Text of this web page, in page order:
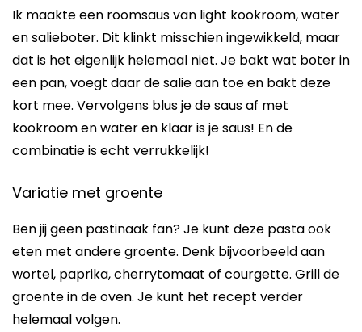
Ik maakte een roomsaus van light kookroom, water
en salieboter. Dit klinkt misschien ingewikkeld, maar
dat is het eigenlijk helemaal niet. Je bakt wat boter in
een pan, voegt daar de salie aan toe en bakt deze
kort mee. Vervolgens blus je de saus af met
kookroom en water en klaar is je saus! En de
combinatie is echt verrukkelijk!
Variatie met groente
Ben jij geen pastinaak fan? Je kunt deze pasta ook
eten met andere groente. Denk bijvoorbeeld aan
wortel, paprika, cherrytomaat of courgette. Grill de
groente in de oven. Je kunt het recept verder
helemaal volgen.